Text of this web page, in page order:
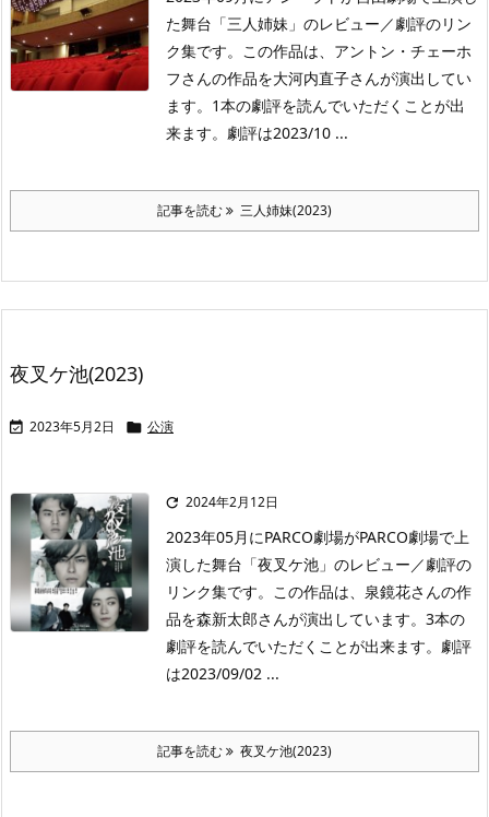
た舞台「三人姉妹」のレビュー／劇評のリン
ク集です。この作品は、アントン・チェーホ
フさんの作品を大河内直子さんが演出してい
ます。1本の劇評を読んでいただくことが出
来ます。劇評は2023/10 ...
記事を読む 三人姉妹(2023)
夜叉ケ池(2023)
 2023年5月2日  公演
 2024年2月12日
2023年05月にPARCO劇場がPARCO劇場で上
演した舞台「夜叉ケ池」のレビュー／劇評の
リンク集です。この作品は、泉鏡花さんの作
品を森新太郎さんが演出しています。3本の
劇評を読んでいただくことが出来ます。劇評
は2023/09/02 ...
記事を読む 夜叉ケ池(2023)